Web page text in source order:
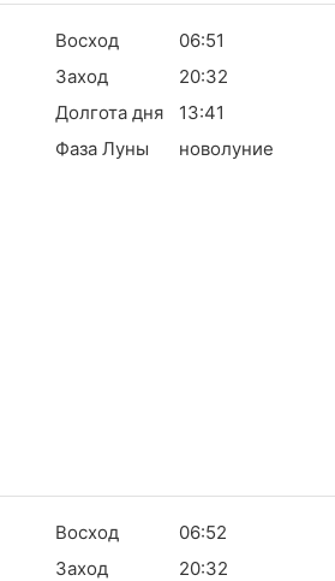
Восход
06:51
Заход
20:32
Долгота дня
13:41
Фаза Луны
новолуние
Восход
06:52
Заход
20:32